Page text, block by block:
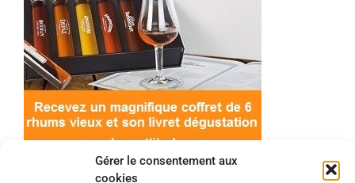
Gérer le consentement aux
cookies